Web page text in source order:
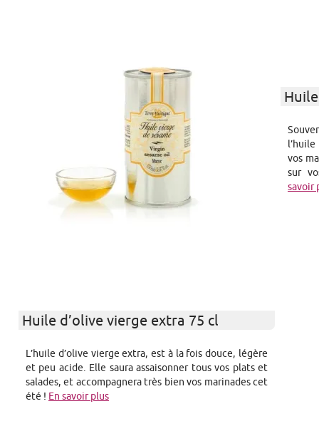
vos
sur
savoir
Huile d’olive vierge extra 75 cl
L’huile d’olive vierge extra, est à la fois douce, légère
et peu acide. Elle saura assaisonner tous vos plats et
salades, et accompagnera très bien vos marinades cet
été ! En savoir plus